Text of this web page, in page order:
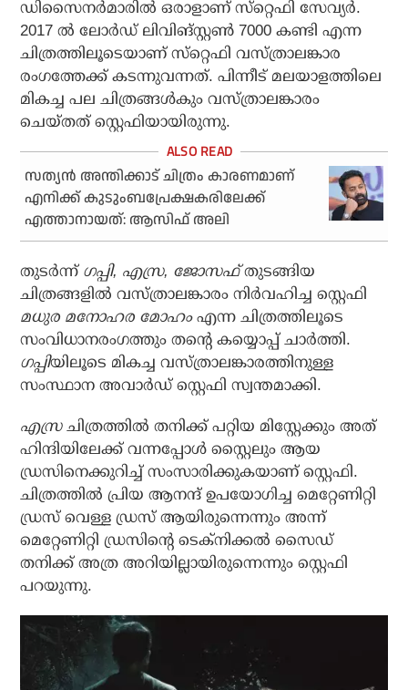
ഡിസൈനര്‍മാരില്‍ ഒരാളാണ് സ്‌റ്റെഫി സേവ്യര്‍.
2017 ൽ ലോര്‍ഡ് ലിവിങ്‌സ്റ്റണ്‍ 7000 കണ്ടി എന്ന
ചിത്രത്തിലൂടെയാണ് സ്‌റ്റെഫി വസ്ത്രാലങ്കാര
രംഗത്തേക്ക് കടന്നുവന്നത്. പിന്നീട് മലയാളത്തിലെ
മികച്ച പല ചിത്രങ്ങൾകും വസ്ത്രാലങ്കാരം
ചെയ്തത് സ്റ്റെഫിയായിരുന്നു.
സത്യന്‍ അന്തിക്കാട് ചിത്രം കാരണമാണ്
എനിക്ക് കുടുംബപ്രേക്ഷകരിലേക്ക്
എത്താനായത്: ആസിഫ് അലി
തുടര്‍ന്ന് ഗപ്പി, എസ്ര, ജോസഫ്തുടങ്ങിയ
ചിത്രങ്ങളില്‍ വസ്ത്രാലങ്കാരം നിര്‍വഹിച്ച സ്റ്റെഫി
മധുര മനോഹര മോഹംഎന്ന ചിത്രത്തിലൂടെ
സംവിധാനരംഗത്തും തന്റെ കയ്യൊപ്പ് ചാര്‍ത്തി.
ഗപ്പിയിലൂടെ മികച്ച വസ്ത്രാലങ്കാരത്തിനുള്ള
സംസ്ഥാന അവാർഡ് സ്റ്റെഫി സ്വന്തമാക്കി.
എസ്രചിത്രത്തില്‍ തനിക്ക് പറ്റിയ മിസ്റ്റേക്കും അത്
ഹിന്ദിയിലേക്ക് വന്നപ്പോള്‍ സ്റ്റൈലും ആയ
ഡ്രസിനെക്കുറിച്ച് സംസാരിക്കുകയാണ് സ്റ്റെഫി.
ചിത്രത്തില്‍ പ്രിയ ആനന്ദ് ഉപയോഗിച്ച മെറ്റേണിറ്റി
ഡ്രസ് വെള്ള ഡ്രസ് ആയിരുന്നെന്നും അന്ന്
മെറ്റേണിറ്റി ഡ്രസിന്റെ ടെക്‌നിക്കല്‍ സൈഡ്
തനിക്ക് അത്ര അറിയില്ലായിരുന്നെന്നും സ്റ്റെഫി
പറയുന്നു.